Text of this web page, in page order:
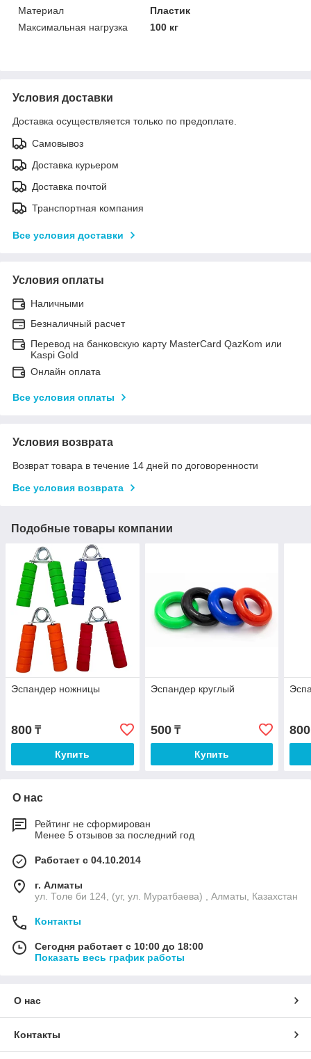
Материал
Пластик
Максимальная нагрузка
100 кг
Условия доставки
Доставка осуществляется только по предоплате.
Самовывоз
Доставка курьером
Доставка почтой
Транспортная компания
Все условия доставки
Условия оплаты
Наличными
Безналичный расчет
Перевод на банковскую карту MasterCard QazKom или
Kaspi Gold
Онлайн оплата
Все условия оплаты
Условия возврата
Возврат товара в течение 14 дней по договоренности
Все условия возврата
Подобные товары компании
Эспандер ножницы
800 ₸
Купить
Эспандер круглый
500₸
Купить
800
О нас
Рейтинг не сформирован
Менее 5 отзывов за последний год
Работает с 04.10.2014
г. Алматы
ул. Толе би 124, (уг, ул. Муратбаева) , Алматы, Казахстан
Контакты
Сегодня работает с 10:00 до 18:00
Показать весь график работы
О нас
Контакты